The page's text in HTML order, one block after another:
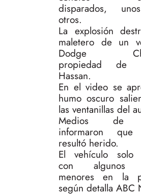
disparados,
otros.
La explosión
maletero de un
Dodge
propiedad de
Hassan.
En el video se
humo oscuro
las ventanillas del
Medios de
informaron que
resultó herido.
El vehículo solo
con algunos
menores en la
según detalla ABC